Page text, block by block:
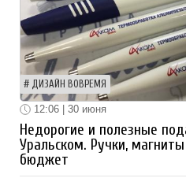
ДИЗАЙН ВОВРЕМЯ
12:06 | 30 июня
Недорогие и полезные
Уральском. Ручки,
бюджет